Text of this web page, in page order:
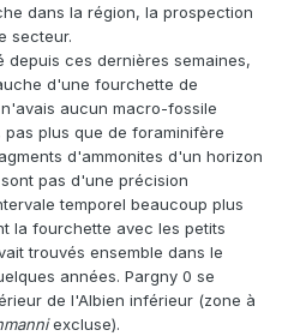
dans la région, la prospection
secteur.
ces dernières semaines,
d'une fourchette de
aucun macro-fossile
plus que de foraminifère
d'ammonites d'un horizon
pas d'une précision
temporel beaucoup plus
la fourchette avec les petits
trouvés ensemble dans le
années. Pargny 0 se
de l'Albien inférieur (zone à
excluse).